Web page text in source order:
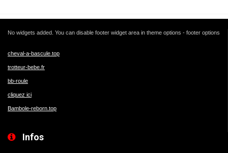
No widgets added. You can disable footer widget area in theme options - footer options
cheval-a-bascule.top
trotteur-bebe.fr
bb-roule
cliquez ici
Bambole-reborn.top
Infos